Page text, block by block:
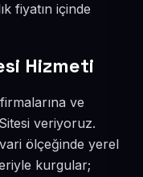
fiyatın içinde
Hizmeti
ve
veriyoruz.
ölçeğinde yerel
kurgular;